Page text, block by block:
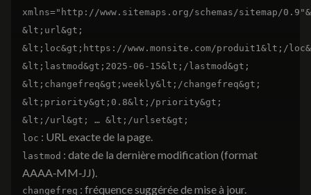
xmlns="http://www.sitemaps.org/schemas/sitemap/
&lt;url&gt;
&lt;loc&gt;https://www.monsite.com/produit1&lt;/
&lt;lastmod&gt;2025-06-15&lt;/lastmod&gt;
&lt;changefreq&gt;weekly&lt;/changefreq&gt;
&lt;priority&gt;0.8&lt;/priority&gt;
&lt;/url&gt; … &lt;/urlset&gt;
loc : URL exacte de la page.
lastmod : date de la dernière modification (format
AAAA‑MM‑JJ).
changefreq : fréquence suggérée de mise à jour.